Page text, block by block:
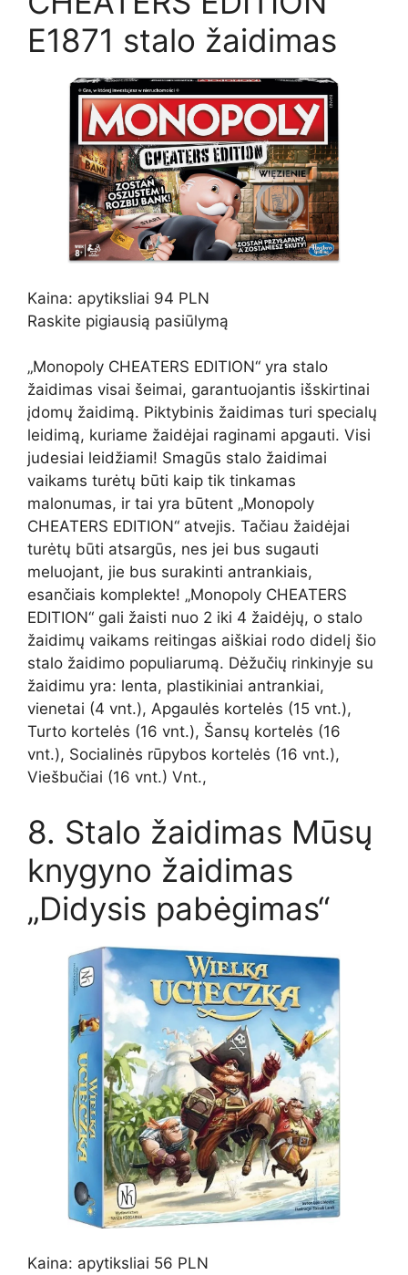
E1871 stalo žaidimas
Kaina: apytiksliai 94 PLN
Raskite pigiausią pasiūlymą
„Monopoly CHEATERS EDITION“ yra stalo
žaidimas visai šeimai, garantuojantis išskirtinai
įdomų žaidimą. Piktybinis žaidimas turi specialų
leidimą, kuriame žaidėjai raginami apgauti. Visi
judesiai leidžiami! Smagūs stalo žaidimai
vaikams turėtų būti kaip tik tinkamas
malonumas, ir tai yra būtent „Monopoly
CHEATERS EDITION“ atvejis. Tačiau žaidėjai
turėtų būti atsargūs, nes jei bus sugauti
meluojant, jie bus surakinti antrankiais,
esančiais komplekte! „Monopoly CHEATERS
EDITION“ gali žaisti nuo 2 iki 4 žaidėjų, o stalo
žaidimų vaikams reitingas aiškiai rodo didelį šio
stalo žaidimo populiarumą. Dėžučių rinkinyje su
žaidimu yra: lenta, plastikiniai antrankiai,
vienetai (4 vnt.), Apgaulės kortelės (15 vnt.),
Turto kortelės (16 vnt.), Šansų kortelės (16
vnt.), Socialinės rūpybos kortelės (16 vnt.),
Viešbučiai (16 vnt.) Vnt.,
8. Stalo žaidimas Mūsų
knygyno žaidimas
„Didysis pabėgimas“
Kaina: apytiksliai 56 PLN